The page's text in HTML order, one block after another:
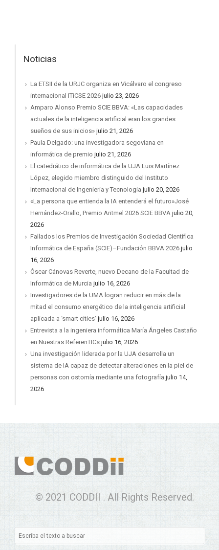
Noticias
La ETSII de la URJC organiza en Vicálvaro el congreso
internacional ITiCSE 2026 julio 23, 2026
Amparo Alonso Premio SCIE BBVA: «Las capacidades
actuales de la inteligencia artificial eran los grandes
sueños de sus inicios» julio 21, 2026
Paula Delgado: una investigadora segoviana en
informática de premio julio 21, 2026
El catedrático de informática de la UJA Luis Martínez
López, elegido miembro distinguido del Instituto
Internacional de Ingeniería y Tecnología julio 20, 2026
«La persona que entienda la IA entenderá el futuro»José
Hernández-Orallo, Premio Aritmel 2026 SCIE BBVA julio 20,
2026
Fallados los Premios de Investigación Sociedad Científica
Informática de España (SCIE)–Fundación BBVA 2026 julio
16, 2026
Óscar Cánovas Reverte, nuevo Decano de la Facultad de
Informática de Murcia julio 16, 2026
Investigadores de la UMA logran reducir en más de la
mitad el consumo energético de la inteligencia artificial
aplicada a ‘smart cities’ julio 16, 2026
Entrevista a la ingeniera informática María Ángeles Castaño
en Nuestras ReferenTICs julio 16, 2026
Una investigación liderada por la UJA desarrolla un
sistema de IA capaz de detectar alteraciones en la piel de
personas con ostomía mediante una fotografía julio 14,
2026
© 2021 CODDII . All Rights Reserved.